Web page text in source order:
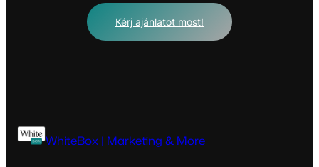
Kérj ajánlatot most!
WhiteBox | Marketing & More